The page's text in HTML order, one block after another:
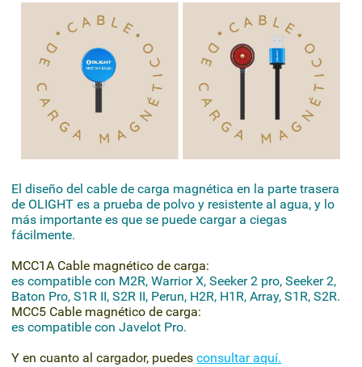
El diseño del cable de carga magnética en la parte trasera
de OLIGHT es a prueba de polvo y resistente al agua, y lo
más importante es que se puede cargar a ciegas
fácilmente.
MCC1A Cable magnético de carga:
es compatible con M2R, Warrior X, Seeker 2 pro, Seeker 2,
Baton Pro, S1R II, S2R II, Perun, H2R, H1R, Array, S1R, S2R.
MCC5 Cable magnético de carga:
es compatible con Javelot Pro.
Y en cuanto al cargador, puedesconsultar aquí.